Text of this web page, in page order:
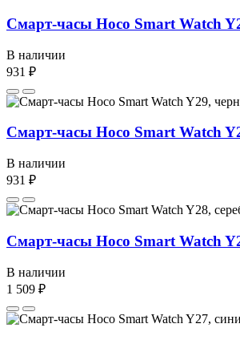
Смарт-часы Hoco Smart Watch
В наличии
931 ₽
Смарт-часы Hoco Smart Watch
В наличии
931 ₽
Смарт-часы Hoco Smart Watch
В наличии
1 509 ₽